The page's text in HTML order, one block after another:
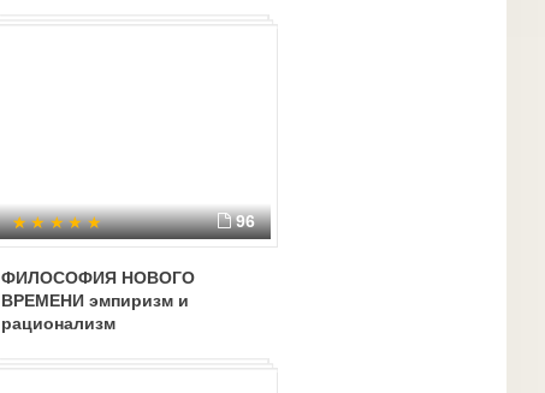
96
ФИЛОСОФИЯ НОВОГО
ВРЕМЕНИ эмпиризм и
рационализм